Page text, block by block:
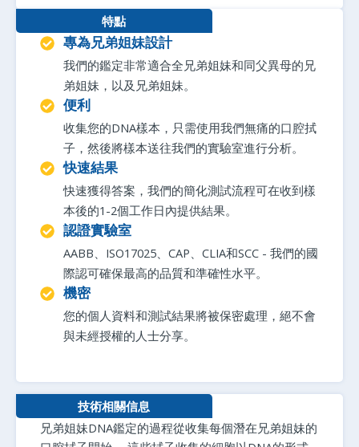
特點
專為兄弟姐妹設計
我們的鑑定非常適合全兄弟姐妹和同父異母的兄
弟姐妹，以及兄弟姐妹。
便利
收集您的DNA樣本，只需使用我們無痛的口腔拭
子，然後將樣本送往我們的實驗室進行分析。
快速結果
快速獲得答案，我們的簡化測試流程可在收到樣
本後的1-2個工作日內提供結果。
認證實驗室
AABB、ISO17025、CAP、CLIA和SCC - 我們的國
際認可確保最高的品質和準確性水平。
機密
您的個人資料和測試結果將被保密處理，絕不會
與未經授權的人士分享。
技術相關信息
兄弟姐妹DNA鑑定的過程從收集每個潛在兄弟姐妹的